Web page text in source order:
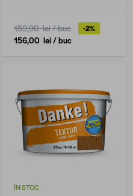
159,90 lei/ buc -2%
156,00 lei/ buc
ÎN STOC